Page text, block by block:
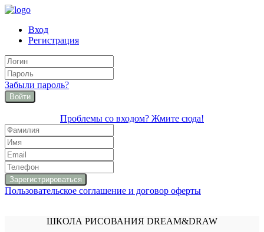
Вход
Регистрация
Забыли пароль?
Войти
Проблемы со входом? Жмите сюда!
Пользовательское соглашение и договор оферты
ШКОЛА РИСОВАНИЯ DREAM&DRAW